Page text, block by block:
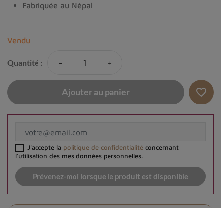
Fabriquée au Népal
Vendu
Quantité : - +
Ajouter au panier favorite_border
J'accepte la politique de confidentialitéconcernant
l'utilisation des mes données personnelles.
Prévenez-moi lorsque le produit est disponible